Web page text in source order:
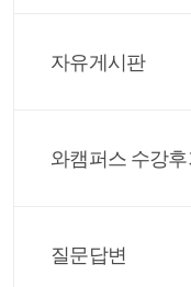
자유게시판
와캠퍼스 수강후
질문답변